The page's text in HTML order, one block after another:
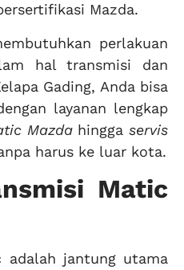
Mazda.
perlakuan
hal transmisi dan
Gading, Anda bisa
layanan lengkap
Mazdahinggaservis
harus ke luar kota.
Matic
adalah jantung utama